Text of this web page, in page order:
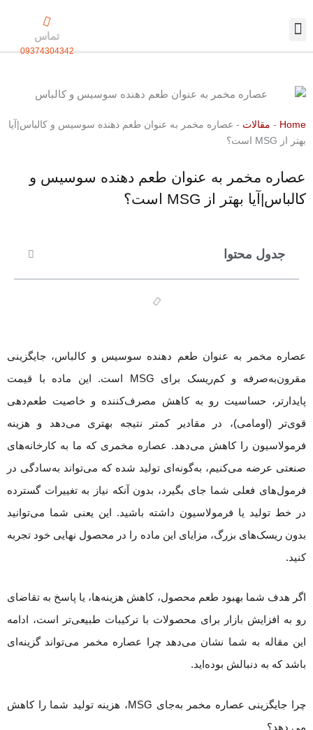
تماس
09374304342
Home
- مقالات - عصاره مخمر به عنوان طعم دهنده سوسیس و کالباس|آیا
بهتر از MSG است؟
عصاره مخمر به عنوان طعم دهنده سوسیس و
کالباس|آیا بهتر از MSG است؟
جدول محتوا
عصاره مخمر به عنوان طعم دهنده سوسیس و کالباس، جایگزینی
مقرون‌به‌صرفه و کم‌ریسک برای MSG است. این ماده با قیمت
پایدارتر، حساسیت رو به کاهش مصرف‌کننده و خاصیت طعم‌دهی
قوی‌تر (اومامی)، در مقادیر کمتر نتیجه بهتری می‌دهد و هزینه
فرمولاسیون را کاهش می‌دهد. عصاره مخمری که ما به کارخانه‌های
صنعتی عرضه می‌کنیم، به‌گونه‌ای تولید شده که می‌تواند به‌سادگی در
فرمول‌های فعلی شما جای بگیرد، بدون آنکه نیاز به تغییرات گسترده
در خط تولید یا فرمولاسیون داشته باشید. این یعنی شما می‌توانید
بدون ریسک‌های بزرگ، مزایای این ماده را در محصول نهایی خود تجربه
کنید.
اگر هدف شما بهبود طعم محصول، کاهش هزینه‌ها، یا پاسخ به تقاضای
رو به افزایش بازار برای محصولات با ترکیبات طبیعی‌تر است، ادامه
این مقاله به شما نشان می‌دهد چرا عصاره مخمر می‌تواند گزینه‌ای
باشد که به دنبالش بوده‌اید.
چرا جایگزینی عصاره مخمر به‌جای MSG، هزینه تولید شما را کاهش
می دهد؟